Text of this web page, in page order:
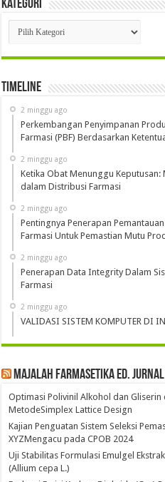
Kategori
Kategori
Timeline
2 minggu ago
Perkembangan Penyimpanan
Farmasi (PBF) Berdasarkan
2 minggu ago
Ketika Obat Menunggu
dalam Distribusi Farmasi
2 minggu ago
Pentingnya Penerapan
Farmasi Untuk Pemastian Mutu
2 minggu ago
Penerapan Data Integrity Dalam
Farmasi
2 minggu ago
VALIDASI SISTEM KOMPUTER DI
Majalah Farmasetika Ed. Jurnal
Optimasi Polivinil Alkohol dan
MetodeSimplex Lattice Design
Kajian Penguatan Sistem Seleksi
XYZMengacu pada CPOB 2024
Uji Stabilitas Formulasi Emulgel
(Allium cepa L.)